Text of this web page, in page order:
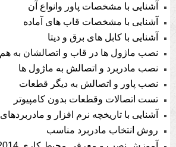
آشنایی با مشخصات پاور وانواع آن
آشنایی با مشخصات قاب های آماده
آشنایی با کابل های برق و دیتا
نصب ماژول ها در قاب و اتصالشان به هم
نصب مادربرد و اتصالش به ماژول ها
نصب پاور و اتصالش به دیگر قطعات
تست اتصالات وقطعات بدون کامپیوتر
آشنایی با تاریخچه نرم افزار و مادربردهای HD
روش انتخاب مادربرد مناسب